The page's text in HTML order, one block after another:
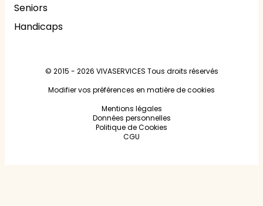
Seniors
Handicaps
© 2015 - 2026 VIVASERVICES Tous droits réservés
Modifier vos préférences en matière de cookies
Mentions légales
Données personnelles
Politique de Cookies
CGU